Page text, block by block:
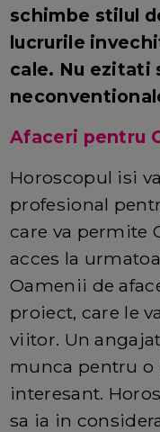
schimbe stilul
lucrurile
cale. Nu ezitati
Afaceri pentru
Horoscopul isi
profesional
care va permite
acces la
Oamenii de
proiect, care le
viitor. Un
munca pentru o
interesant.
sa ia in